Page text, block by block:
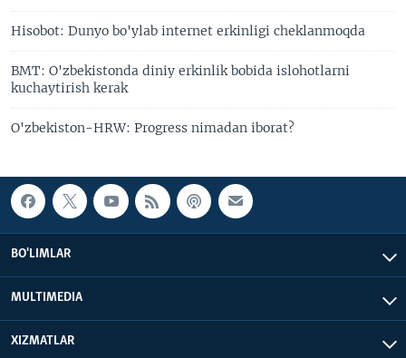
Hisobot: Dunyo bo'ylab internet erkinligi cheklanmoqda
BMT: O'zbekistonda diniy erkinlik bobida islohotlarni
kuchaytirish kerak
O'zbekiston-HRW: Progress nimadan iborat?
BO'LIMLAR
MULTIMEDIA
XIZMATLAR